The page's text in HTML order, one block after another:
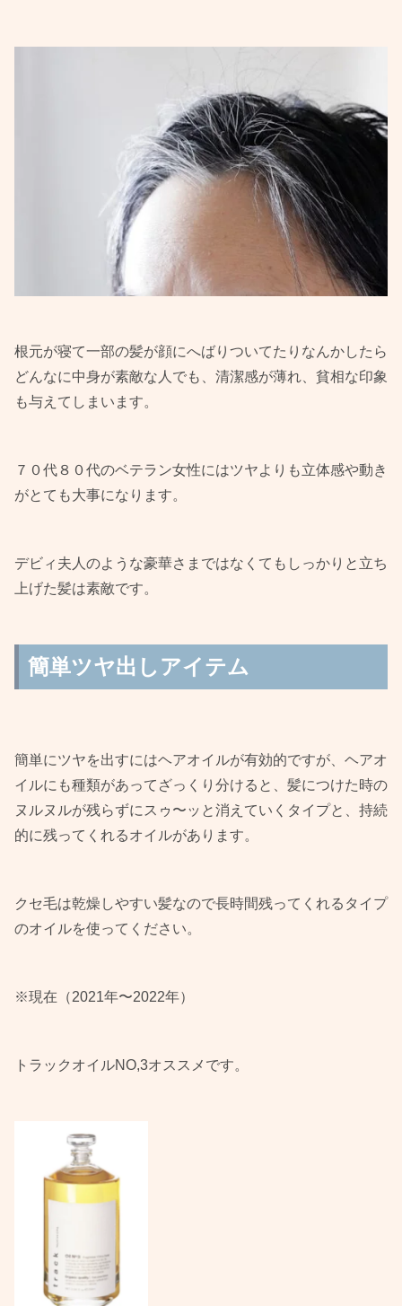
根元が寝て一部の髪が顔にへばりついてたりなんかしたら
どんなに中身が素敵な人でも、清潔感が薄れ、貧相な印象
も与えてしまいます。
７０代８０代のベテラン女性にはツヤよりも立体感や動き
がとても大事になります。
デビィ夫人のような豪華さまではなくてもしっかりと立ち
上げた髪は素敵です。
簡単ツヤ出しアイテム
簡単にツヤを出すにはヘアオイルが有効的ですが、ヘアオ
イルにも種類があってざっくり分けると、髪につけた時の
ヌルヌルが残らずにスゥ〜ッと消えていくタイプと、持続
的に残ってくれるオイルがあります。
クセ毛は乾燥しやすい髪なので長時間残ってくれるタイプ
のオイルを使ってください。
※現在（2021年〜2022年）
トラックオイルNO,3オススメです。